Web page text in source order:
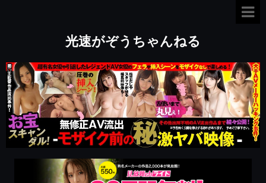
光速がぞうちゃんねる